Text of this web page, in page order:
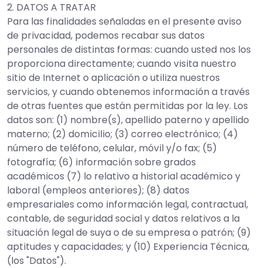
2. DATOS A TRATAR
Para las finalidades señaladas en el presente aviso
de privacidad, podemos recabar sus datos
personales de distintas formas: cuando usted nos los
proporciona directamente; cuando visita nuestro
sitio de Internet o aplicación o utiliza nuestros
servicios, y cuando obtenemos información a través
de otras fuentes que están permitidas por la ley. Los
datos son: (1) nombre(s), apellido paterno y apellido
materno; (2) domicilio; (3) correo electrónico; (4)
número de teléfono, celular, móvil y/o fax; (5)
fotografía; (6) información sobre grados
académicos (7) lo relativo a historial académico y
laboral (empleos anteriores); (8) datos
empresariales como información legal, contractual,
contable, de seguridad social y datos relativos a la
situación legal de suya o de su empresa o patrón; (9)
aptitudes y capacidades; y (10) Experiencia Técnica,
(los "Datos").